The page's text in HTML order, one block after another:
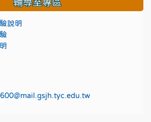
輔導室專區
說明